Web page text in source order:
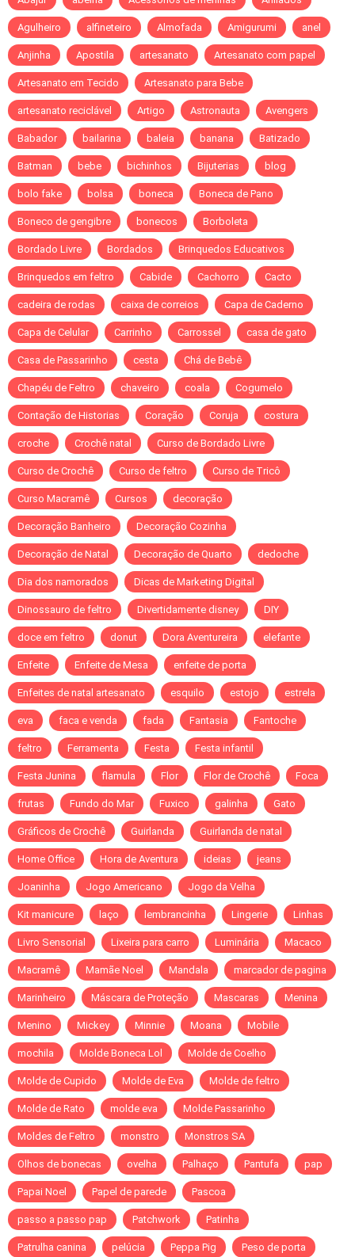
Agulheiro alfineteiro Almofada Amigurumi anel
Anjinha Apostila artesanato Artesanato com papel
Artesanato em Tecido Artesanato para Bebe
artesanato reciclável Artigo Astronauta Avengers
Babador bailarina baleia banana Batizado
Batman bebe bichinhos Bijuterias blog
bolo fake bolsa boneca Boneca de Pano
Boneco de gengibre bonecos Borboleta
Bordado Livre Bordados Brinquedos Educativos
Brinquedos em feltro Cabide Cachorro Cacto
cadeira de rodas caixa de correios Capa de Caderno
Capa de Celular Carrinho Carrossel casa de gato
Casa de Passarinho cesta Chá de Bebê
Chapéu de Feltro chaveiro coala Cogumelo
Contação de Historias Coração Coruja costura
croche Crochê natal Curso de Bordado Livre
Curso de Crochê Curso de feltro Curso de Tricô
Curso Macramê Cursos decoração
Decoração Banheiro Decoração Cozinha
Decoração de Natal Decoração de Quarto dedoche
Dia dos namorados Dicas de Marketing Digital
Dinossauro de feltro Divertidamente disney DIY
doce em feltro donut Dora Aventureira elefante
Enfeite Enfeite de Mesa enfeite de porta
Enfeites de natal artesanato esquilo estojo estrela
eva faca e venda fada Fantasia Fantoche
feltro Ferramenta Festa Festa infantil
Festa Junina flamula Flor Flor de Crochê Foca
frutas Fundo do Mar Fuxico galinha Gato
Gráficos de Crochê Guirlanda Guirlanda de natal
Home Office Hora de Aventura ideias jeans
Joaninha Jogo Americano Jogo da Velha
Kit manicure laço lembrancinha Lingerie Linhas
Livro Sensorial Lixeira para carro Luminária Macaco
Macramê Mamãe Noel Mandala marcador de pagina
Marinheiro Máscara de Proteção Mascaras Menina
Menino Mickey Minnie Moana Mobile
mochila Molde Boneca Lol Molde de Coelho
Molde de Cupido Molde de Eva Molde de feltro
Molde de Rato molde eva Molde Passarinho
Moldes de Feltro monstro Monstros SA
Olhos de bonecas ovelha Palhaço Pantufa pap
Papai Noel Papel de parede Pascoa
passo a passo pap Patchwork Patinha
Patrulha canina pelúcia Peppa Pig Peso de porta